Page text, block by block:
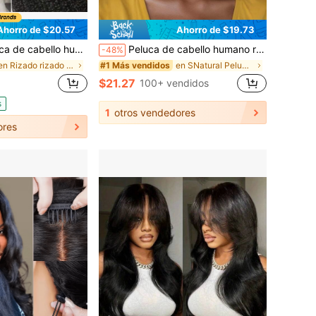
de $20.57
densidad, 3 en 1, sin costuras, con giro, sin pegamento, ideal para principiantes, con cordón ajustable para mujer de 20 pulgadas
en Rizado rizado Pelucas humanas asequibles para u
Ahorro de $19.73
-48% Peluca de cabello humano recto estilo bob corto con flequillo, de cabello brasileño, lista para ponerse sin pegamento ni encaje frontal, peluca bob de cabello humano hecha a máquina sin encaje, pre-cortada - Negro natural de 8 a 14 pulgadas
#1 Más vendidos en SNatural Pelucas humanas asequibles para usar y
$21.27 100+ vendidos
1 otros vendedores